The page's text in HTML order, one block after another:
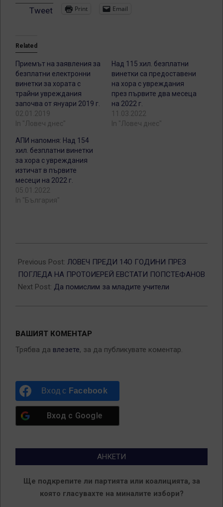
Tweet Print Email
Related
Приемът на заявления за
безплатни електронни
винетки за хората с
трайни увреждания
започва от януари 2019 г.
02.01.2019
In "Ловеч днес"
Над 115 хил. безплатни
винетки са предоставени
на хора с увреждания
през първите два месеца
на 2022 г.
11.03.2022
In "Ловеч днес"
АПИ напомня: Над 154
хил. безплатни винетки
за хора с увреждания
изтичат в първите
месеци на 2022 г.
05.01.2022
In "България"
01-
12
Previous Post: ЛОВЕЧ ПРЕДИ 14О ГОДИНИ ПРЕЗ
ПОГЛЕДА НА ПРОТОИЕРЕЙ ЕВСТАТИ ПОПСТЕФАНОВ
Next Post: Да помислим за младите учители
ВАШИЯТ КОМЕНТАР
Трябва да влезете, за да публикувате коментар.
Вход с Facebook
Вход с Google
АНКЕТИ
Ще подкрепите ли партията или коалицията, за
която гласувахте на миналите избори?